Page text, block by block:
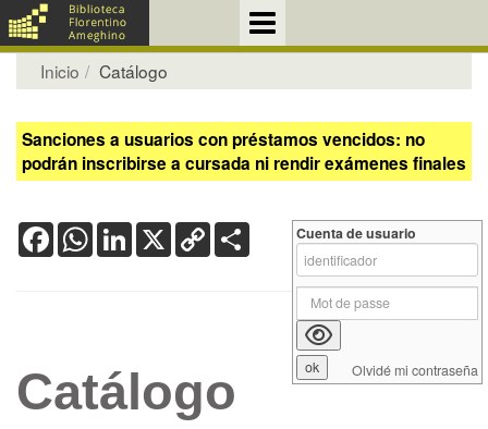
Inicio Catálogo
Sanciones a usuarios con préstamos vencidos: no
podrán inscribirse a cursada ni rendir exámenes finales
FacebookWhatsApp
LinkedIn
X Copy
Link
Catálogo
Cuenta de usuario
Olvidé mi contraseña